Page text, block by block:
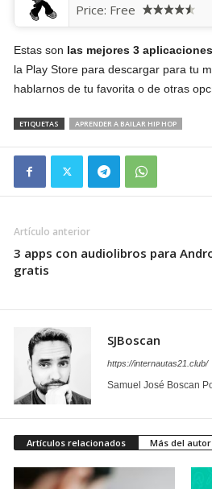
Price: Free
Estas son las mejores 3
la Play Store para descargar para tu
hablarnos de tu favorita o de otras
ETIQUETAS APRENDER A BAILAR HIP HOP
Artículo anterior
3 apps con audiolibros para
gratis
SJBoscan
https://internautas21.club/
Samuel José Boscan
Artículos relacionados Más del autor